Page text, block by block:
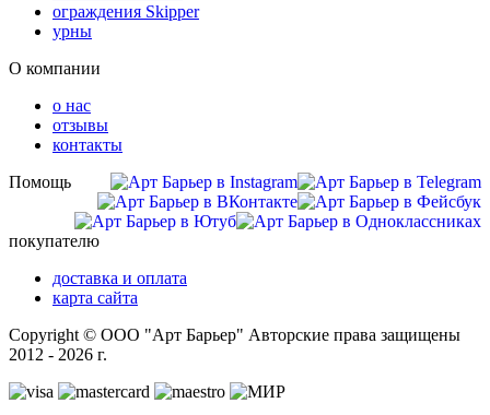
ограждения Skipper
урны
О компании
о нас
отзывы
контакты
Помощь
покупателю
доставка и оплата
карта сайта
Copyright © ООО "Арт Барьер" Авторские права защищены
2012 - 2026 г.